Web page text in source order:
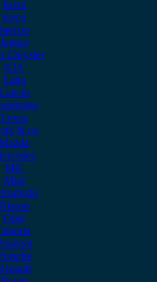
Isuzu
iveco
Jaecoo
Jaguar
Chrysler
KIA
Lada
Lancia
Lexus
& co
Mazda
MG
Mini
Nissan
Opel